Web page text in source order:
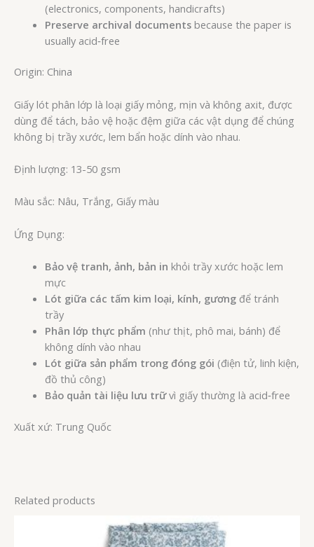
(electronics, components, handicrafts)
Preserve archival documentsbecause the paper is
usually acid‑free
Origin: China
Giấy lót phân lớp là loại giấy mỏng, mịn và không axit, được
dùng để tách, bảo vệ hoặc đệm giữa các vật dụng để chúng
không bị trầy xước, lem bẩn hoặc dính vào nhau.
Định lượng: 13-50 gsm
Màu sắc: Nâu, Trắng, Giấy màu
Ứng Dụng:
Bảo vệ tranh, ảnh, bản in khỏi trầy xước hoặc lem
mực
Lót giữa các tấm kim loại, kính, gươngđể tránh
trầy
Phân lớp thực phẩm (như thịt, phô mai, bánh) để
không dính vào nhau
Lót giữa sản phẩm trong đóng gói (điện tử, linh kiện,
đồ thủ công)
Bảo quản tài liệu lưu trữvì giấy thường là acid‑free
Xuất xứ: Trung Quốc
Related products